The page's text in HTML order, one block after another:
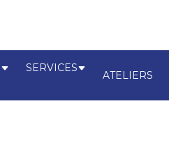
SERVICES
ATELIERS